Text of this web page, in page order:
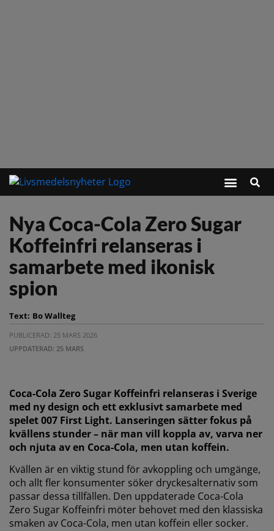
Nya Coca-Cola Zero Sugar
Koffeinfri relanseras i
samarbete med ikonisk
spion
Text: Bo Wallteg
PUBLICERAD: 25 MARS 2026
UPPDATERAD: 25 MARS
Coca-Cola Zero Sugar Koffeinfri relanseras i Sverige
med ny design och ett exklusivt samarbete med
spelet 007 First Light. Lanseringen sätter fokus på
kvällens stunder – när man vill koppla av, varva ner
och njuta av en Coca-Cola, men utan koffein.
Kvällen är en viktig stund för avkoppling och umgänge,
och allt fler konsumenter söker dryckesalternativ som
passar dessa tillfällen. Den uppdaterade Coca-Cola
Zero Sugar Koffeinfri möter behovet med den klassiska
smaken av Coca-Cola, men utan koffein eller socker.